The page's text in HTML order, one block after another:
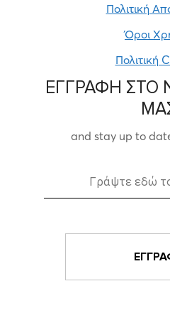
Πολιτική
Όροι
Πολιτική
ΕΓΓΡΑΦΗ ΣΤΟ
and stay up to